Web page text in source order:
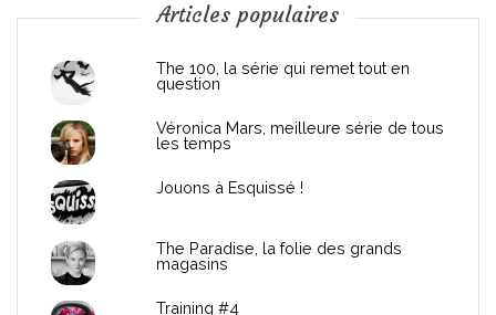
n
Articles populaires
The 100, la série qui remet tout en
question
Véronica Mars, meilleure série de tous
les temps
Jouons à Esquissé !
The Paradise, la folie des grands
magasins
Training #4